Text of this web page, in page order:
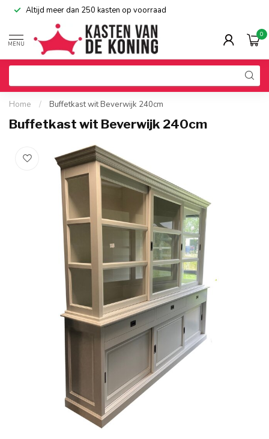
Altijd meer dan 250 kasten op voorraad
MENU
0
Home / Buffetkast wit Beverwijk 240cm
Buffetkast wit Beverwijk 240cm